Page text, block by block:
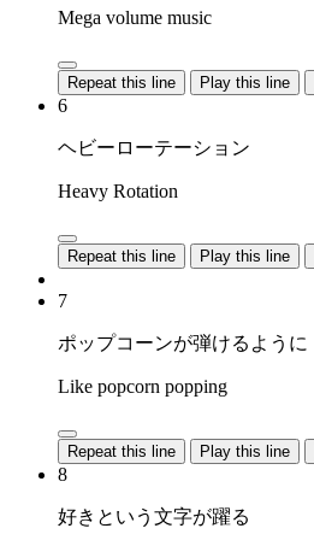
Mega volume music
Repeat this line Play this line
6
ヘビーローテーション
Heavy Rotation
Repeat this line Play this line
7
ポップコーンが弾けるように
Like popcorn popping
Repeat this line Play this line
8
好きという文字が躍る